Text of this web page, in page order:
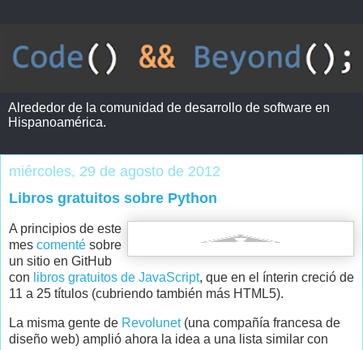
Alrededor de la comunidad de desarrollo de software en
Hispanoamérica.
miércoles, 29 de agosto de 2012
Libros gratuitos sobre Python
A principios de este
mes comenté sobre
un sitio en GitHub
con libros gratuitos de JavaScript, que en el ínterin creció de
11 a 25 títulos (cubriendo también más HTML5).
La misma gente de Revolunet(una compañía francesa de
diseño web) amplió ahora la idea a una lista similar con